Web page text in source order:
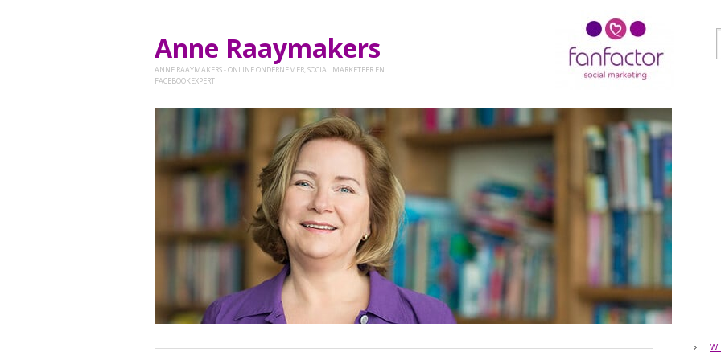
Anne Raaymakers
ANNE RAAYMAKERS - ONLINE ONDERNEMER, SOCIAL MARKETEER EN
FACEBOOKEXPERT